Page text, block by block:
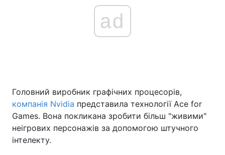
Україна Політика
Економіка Світ
ad
Головний виробник графічних процесорів,
компанія Nvidia представила технології Ace for
Games. Вона покликана зробити більш "живими"
неігрових персонажів за допомогою штучного
інтелекту.